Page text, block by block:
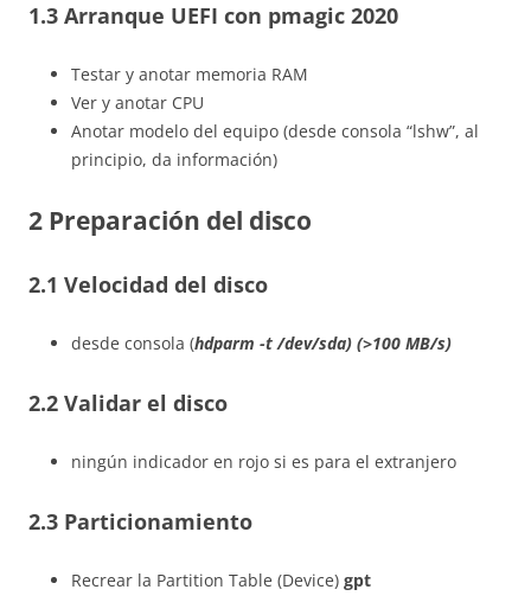
1.3 Arranque UEFI con pmagic 2020
Testar y anotar memoria RAM
Ver y anotar CPU
Anotar modelo del equipo (desde consola “lshw”, al
principio, da información)
2 Preparación del disco
2.1 Velocidad del disco
desde consola (hdparm -t /dev/sda) (>100 MB/s)
2.2 Validar el disco
ningún indicador en rojo si es para el extranjero
2.3 Particionamiento
Recrear la Partition Table (Device) gpt